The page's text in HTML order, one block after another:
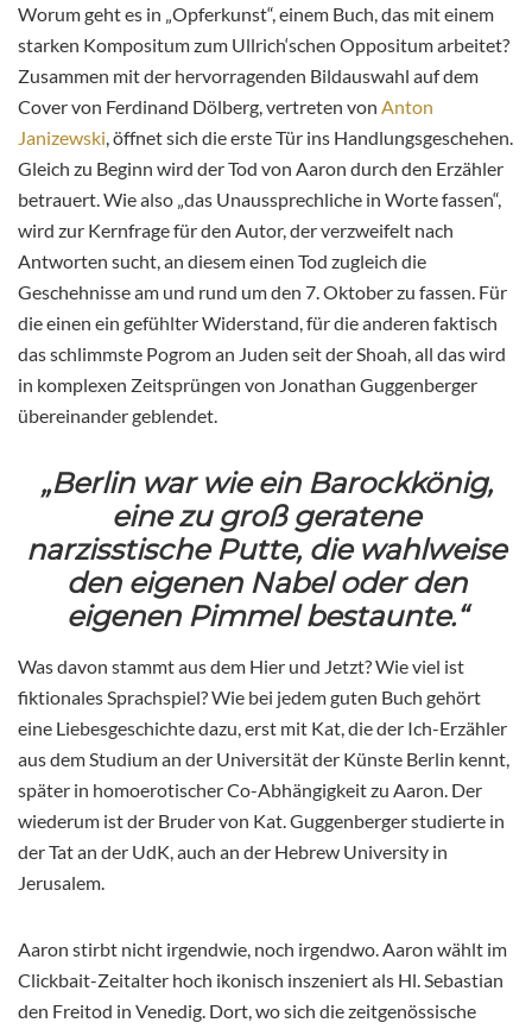
Worum geht es in „Opferkunst“, einem Buch, das mit einem
starken Kompositum zum Ullrich‘schen Oppositum arbeitet?
Zusammen mit der hervorragenden Bildauswahl auf dem
Cover von Ferdinand Dölberg, vertreten von Anton
Janizewski, öffnet sich die erste Tür ins Handlungsgeschehen.
Gleich zu Beginn wird der Tod von Aaron durch den Erzähler
betrauert. Wie also „das Unaussprechliche in Worte fassen“,
wird zur Kernfrage für den Autor, der verzweifelt nach
Antworten sucht, an diesem einen Tod zugleich die
Geschehnisse am und rund um den 7. Oktober zu fassen. Für
die einen ein gefühlter Widerstand, für die anderen faktisch
das schlimmste Pogrom an Juden seit der Shoah, all das wird
in komplexen Zeitsprüngen von Jonathan Guggenberger
übereinander geblendet.
„Berlin war wie ein Barockkönig,
eine zu groß geratene
narzisstische Putte, die wahlweise
den eigenen Nabel oder den
eigenen Pimmel bestaunte.“
Was davon stammt aus dem Hier und Jetzt? Wie viel ist
fiktionales Sprachspiel? Wie bei jedem guten Buch gehört
eine Liebesgeschichte dazu, erst mit Kat, die der Ich-Erzähler
aus dem Studium an der Universität der Künste Berlin kennt,
später in homoerotischer Co-Abhängigkeit zu Aaron. Der
wiederum ist der Bruder von Kat. Guggenberger studierte in
der Tat an der UdK, auch an der Hebrew University in
Jerusalem.
Aaron stirbt nicht irgendwie, noch irgendwo. Aaron wählt im
Clickbait-Zeitalter hoch ikonisch inszeniert als Hl. Sebastian
den Freitod in Venedig. Dort, wo sich die zeitgenössische